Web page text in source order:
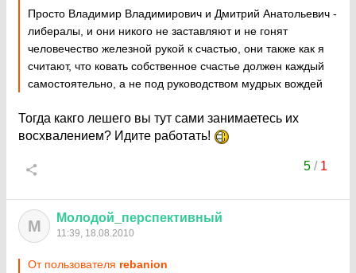
Просто Владимир Владимирович и Дмитрий Анатольевич -
либералы, и они никого не заставляют и не гонят
человечество железной рукой к счастью, они также как я
считают, что ковать собственное счастье должен каждый
самостоятельно, а не под руководством мудрых вождей
Тогда какго лешего вы тут сами занимаетесь их
восхвалением? Идите работать!
5/ 1
М Молодой перспективный
11:39, 18.08.2010
От пользователя rebanion